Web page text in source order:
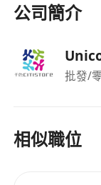
公司簡介
批發/
相似職位